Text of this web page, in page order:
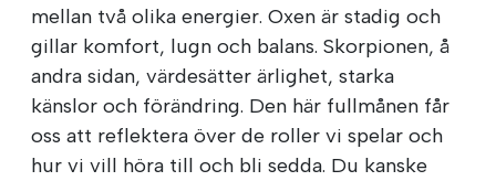
mellan två olika energier. Oxen är stadig och
gillar komfort, lugn och balans. Skorpionen, å
andra sidan, värdesätter ärlighet, starka
känslor och förändring. Den här fullmånen får
oss att reflektera över de roller vi spelar och
hur vi vill höra till och bli sedda. Du kanske